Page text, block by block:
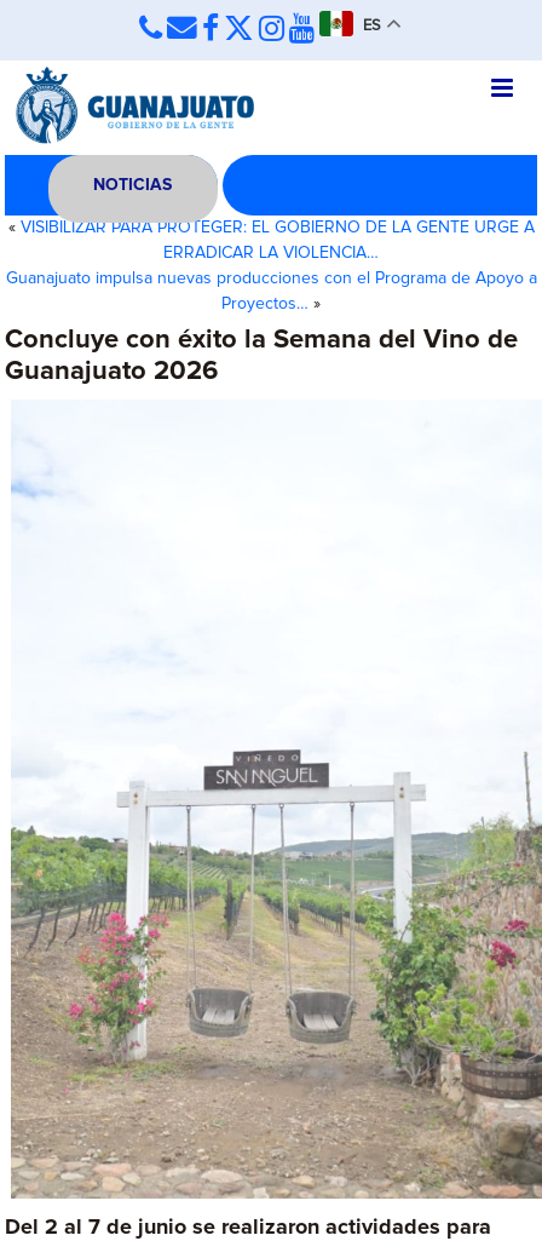
ES
NOTICIAS
« VISIBILIZAR PARA PROTEGER: EL GOBIERNO DE LA GENTE URGE A
ERRADICAR LA VIOLENCIA…
Guanajuato impulsa nuevas producciones con el Programa de Apoyo a
Proyectos… »
Concluye con éxito la Semana del Vino de
Guanajuato 2026
Del 2 al 7 de junio se realizaron actividades para